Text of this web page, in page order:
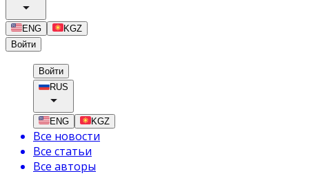
ENG
KGZ
Войти
Войти
RUS
ENG KGZ
Все новости
Все статьи
Все авторы